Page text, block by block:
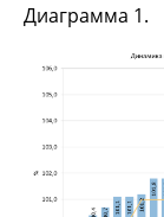
Диаграмма 1.